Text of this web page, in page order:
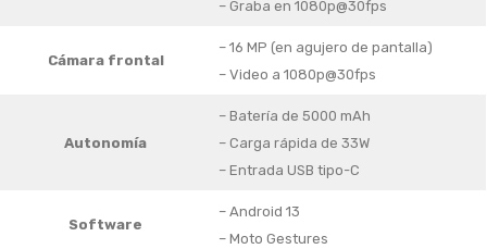
– Graba en 1080p@30fps
Cámara frontal
– 16 MP (en agujero de pantalla)
– Video a 1080p@30fps
Autonomía
– Batería de 5000 mAh
– Carga rápida de 33W
– Entrada USB tipo-C
Software
– Android 13
– Moto Gestures